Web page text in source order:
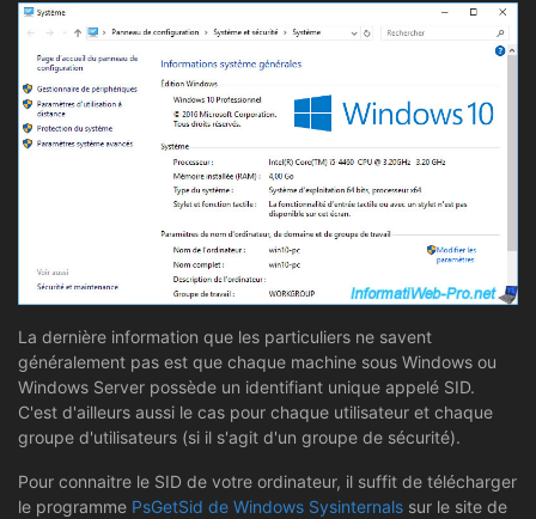
La dernière information que les particuliers ne savent
généralement pas est que chaque machine sous Windows ou
Windows Server possède un identifiant unique appelé SID.
C'est d'ailleurs aussi le cas pour chaque utilisateur et chaque
groupe d'utilisateurs (si il s'agit d'un groupe de sécurité).
Pour connaitre le SID de votre ordinateur, il suffit de télécharger
le programme PsGetSid de Windows Sysinternals sur le site de